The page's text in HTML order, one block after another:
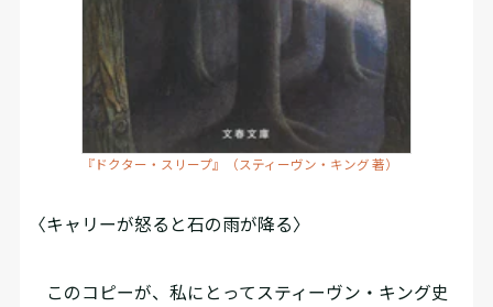
『ドクター・スリープ』（スティーヴン・キング 著）
〈キャリーが怒ると石の雨が降る〉
このコピーが、私にとってスティーヴン・キング史